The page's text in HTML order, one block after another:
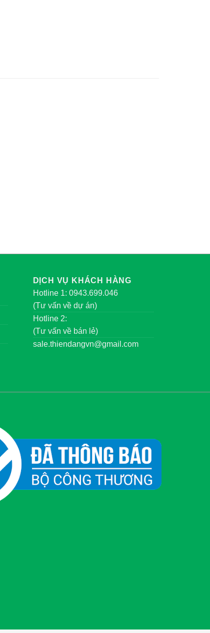
DỊCH VỤ KHÁCH HÀNG
Hotline 1: 0943.699.046
(Tư vấn về dự án)
Hotline 2:
(Tư vấn về bán lẻ)
sale.thiendangvn@gmail.com